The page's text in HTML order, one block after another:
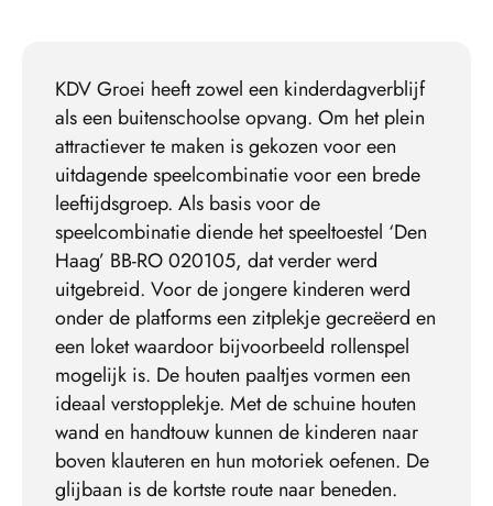
KDV Groei heeft zowel een kinderdagverblijf
als een buitenschoolse opvang. Om het plein
attractiever te maken is gekozen voor een
uitdagende speelcombinatie voor een brede
leeftijdsgroep. Als basis voor de
speelcombinatie diende het speeltoestel ‘Den
Haag’ BB-RO 020105, dat verder werd
uitgebreid. Voor de jongere kinderen werd
onder de platforms een zitplekje gecreëerd en
een loket waardoor bijvoorbeeld rollenspel
mogelijk is. De houten paaltjes vormen een
ideaal verstopplekje. Met de schuine houten
wand en handtouw kunnen de kinderen naar
boven klauteren en hun motoriek oefenen. De
glijbaan is de kortste route naar beneden.